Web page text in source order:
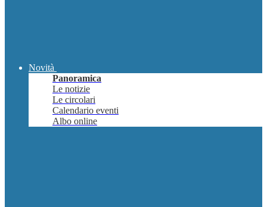
Novità
Panoramica
Le notizie
Le circolari
Calendario eventi
Albo online